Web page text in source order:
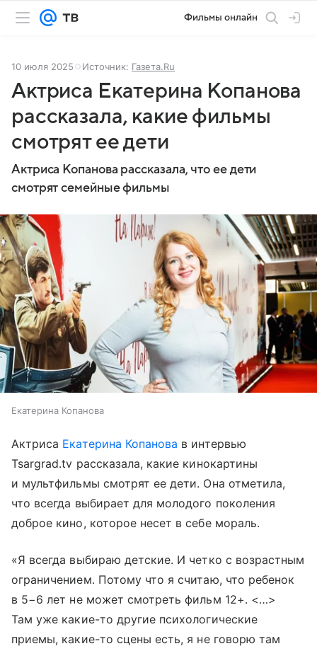
Фильмы онлайн
10 июля 2025 Источник: Газета.Ru
Актриса Екатерина Копанова
рассказала, какие фильмы
смотрят ее дети
Актриса Копанова рассказала, что ее дети
смотрят семейные фильмы
Екатерина Копанова
Актриса Екатерина Копанова в интервью
Tsargrad.tv рассказала, какие кинокартины
и мультфильмы смотрят ее дети. Она отметила,
что всегда выбирает для молодого поколения
доброе кино, которое несет в себе мораль.
«Я всегда выбираю детские. И четко с возрастным
ограничением. Потому что я считаю, что ребенок
в 5−6 лет не может смотреть фильм 12+. <…>
Там уже какие-то другие психологические
приемы, какие-то сцены есть, я не говорю там